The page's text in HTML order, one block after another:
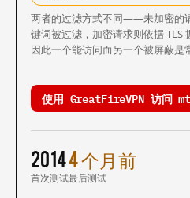
两者的过滤方式不同——未加密的
键词被过滤，加密请求则依据 TLS
因此一个能访问而另一个被屏蔽是
使用 GreatFireVPN 访问
2014
首次测试
4 个月前
最后测试